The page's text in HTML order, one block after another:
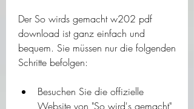
Der So wirds gemacht w202 pdf
download ist ganz einfach und
bequem. Sie müssen nur die folgenden
Schritte befolgen:
Besuchen Sie die offizielle
Website von "So wird's gemacht"